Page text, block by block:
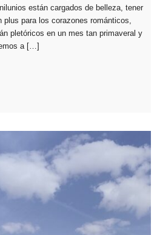
están cargados de belleza, tener
para los corazones románticos,
pletóricos en un mes tan primaveral y
a […]